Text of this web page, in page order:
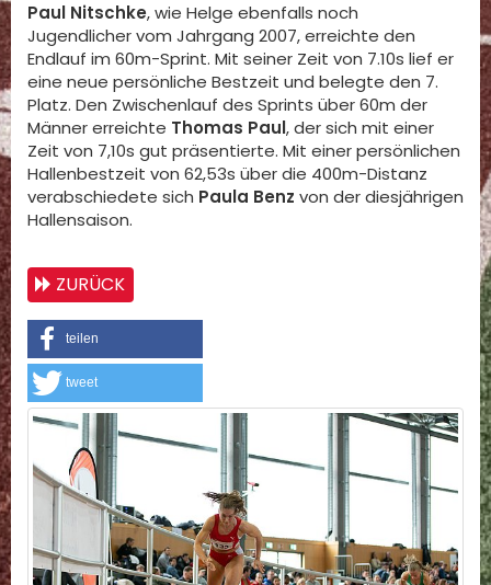
Paul Nitschke, wie Helge ebenfalls noch
Jugendlicher vom Jahrgang 2007, erreichte den
Endlauf im 60m-Sprint. Mit seiner Zeit von 7.10s lief er
eine neue persönliche Bestzeit und belegte den 7.
Platz. Den Zwischenlauf des Sprints über 60m der
Männer erreichte Thomas Paul, der sich mit einer
Zeit von 7,10s gut präsentierte. Mit einer persönlichen
Hallenbestzeit von 62,53s über die 400m-Distanz
verabschiedete sich Paula Benz von der diesjährigen
Hallensaison.
ZURÜCK
teilen
tweet